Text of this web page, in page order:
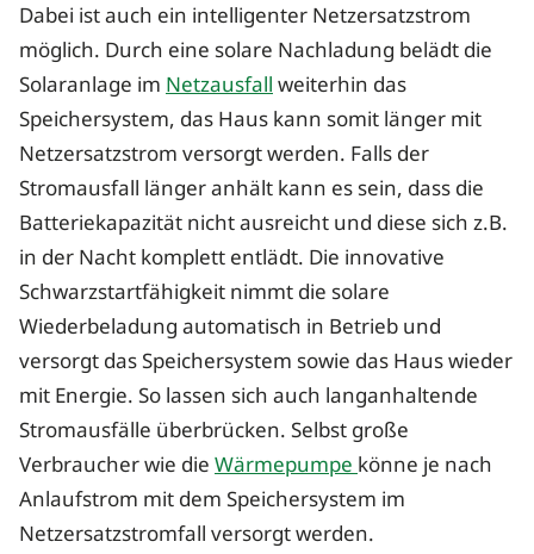
Dabei ist auch ein intelligenter Netzersatzstrom
möglich. Durch eine solare Nachladung belädt die
Solaranlage imNetzausfallweiterhin das
Speichersystem, das Haus kann somit länger mit
Netzersatzstrom versorgt werden. Falls der
Stromausfall länger anhält kann es sein, dass die
Batteriekapazität nicht ausreicht und diese sich z.B.
in der Nacht komplett entlädt. Die innovative
Schwarzstartfähigkeit nimmt die solare
Wiederbeladung automatisch in Betrieb und
versorgt das Speichersystem sowie das Haus wieder
mit Energie. So lassen sich auch langanhaltende
Stromausfälle überbrücken. Selbst große
Verbraucher wie dieWärmepumpekönne je nach
Anlaufstrom mit dem Speichersystem im
Netzersatzstromfall versorgt werden.